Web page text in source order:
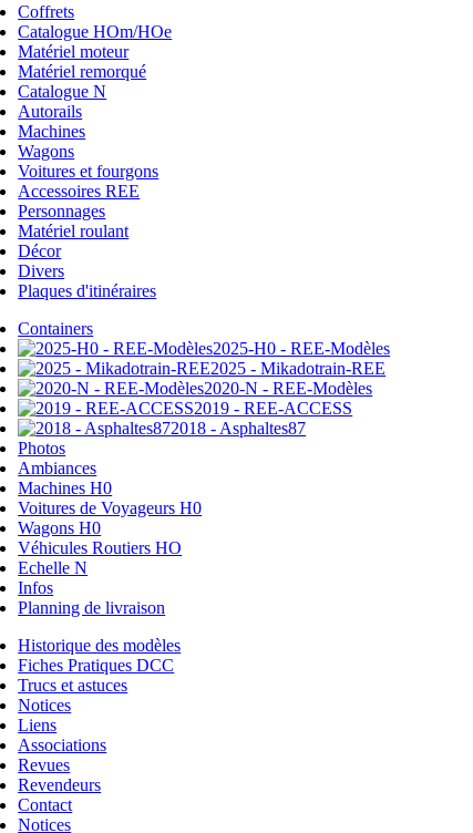
Coffrets
Catalogue HOm/HOe
Matériel moteur
Matériel remorqué
Catalogue N
Autorails
Machines
Wagons
Voitures et fourgons
Accessoires REE
Personnages
Matériel roulant
Décor
Divers
Plaques d'itinéraires
Containers
2025-H0 - REE-Modèles
2025 - Mikadotrain-REE
2020-N - REE-Modèles
2019 - REE-ACCESS
2018 - Asphaltes87
Photos
Ambiances
Machines H0
Voitures de Voyageurs H0
Wagons H0
Véhicules Routiers HO
Echelle N
Infos
Planning de livraison
Historique des modèles
Fiches Pratiques DCC
Trucs et astuces
Notices
Liens
Associations
Revues
Revendeurs
Contact
Notices